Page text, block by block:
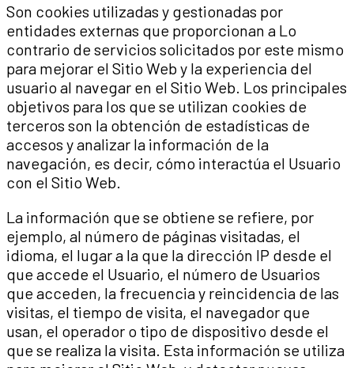
Son cookies utilizadas y gestionadas por
entidades externas que proporcionan a Lo
contrario de servicios solicitados por este mismo
para mejorar el Sitio Web y la experiencia del
usuario al navegar en el Sitio Web. Los principales
objetivos para los que se utilizan cookies de
terceros son la obtención de estadísticas de
accesos y analizar la información de la
navegación, es decir, cómo interactúa el Usuario
con el Sitio Web.
La información que se obtiene se refiere, por
ejemplo, al número de páginas visitadas, el
idioma, el lugar a la que la dirección IP desde el
que accede el Usuario, el número de Usuarios
que acceden, la frecuencia y reincidencia de las
visitas, el tiempo de visita, el navegador que
usan, el operador o tipo de dispositivo desde el
que se realiza la visita. Esta información se utiliza